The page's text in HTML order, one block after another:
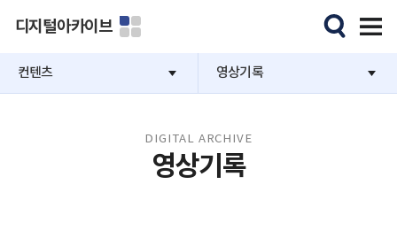
디지털아카이브
컨텐츠 영상기록
DIGITAL ARCHIVE
영상기록